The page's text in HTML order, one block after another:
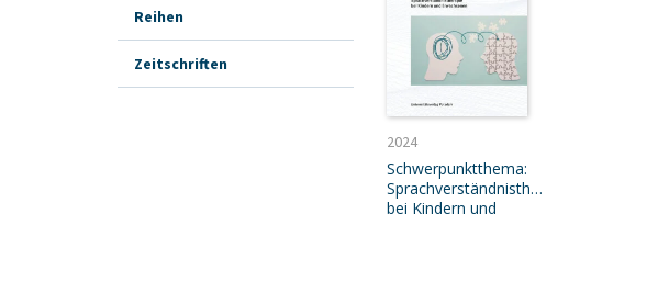
2024
Schwerpunktthema:
Sprachverständnistherapie
bei Kindern und
Reihen
Zeitschriften